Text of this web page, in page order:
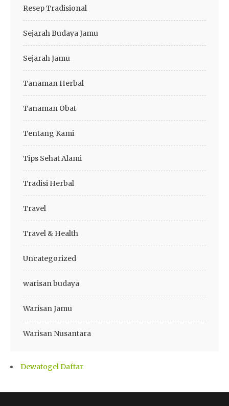
Resep Tradisional
Sejarah Budaya Jamu
Sejarah Jamu
Tanaman Herbal
Tanaman Obat
Tentang Kami
Tips Sehat Alami
Tradisi Herbal
Travel
Travel & Health
Uncategorized
warisan budaya
Warisan Jamu
Warisan Nusantara
Dewatogel Daftar